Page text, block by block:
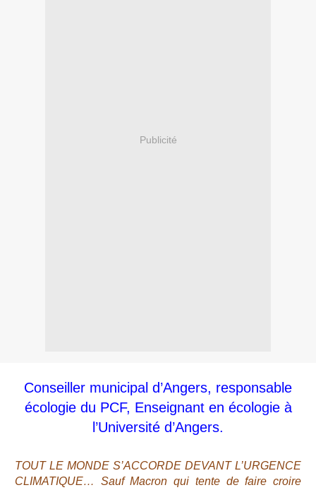
Publicité
Conseiller municipal d’Angers, responsable
écologie du PCF, Enseignant en écologie à
l’Université d’Angers.
TOUT LE MONDE S’ACCORDE DEVANT L’URGENCE
CLIMATIQUE… Sauf Macron qui tente de faire croire